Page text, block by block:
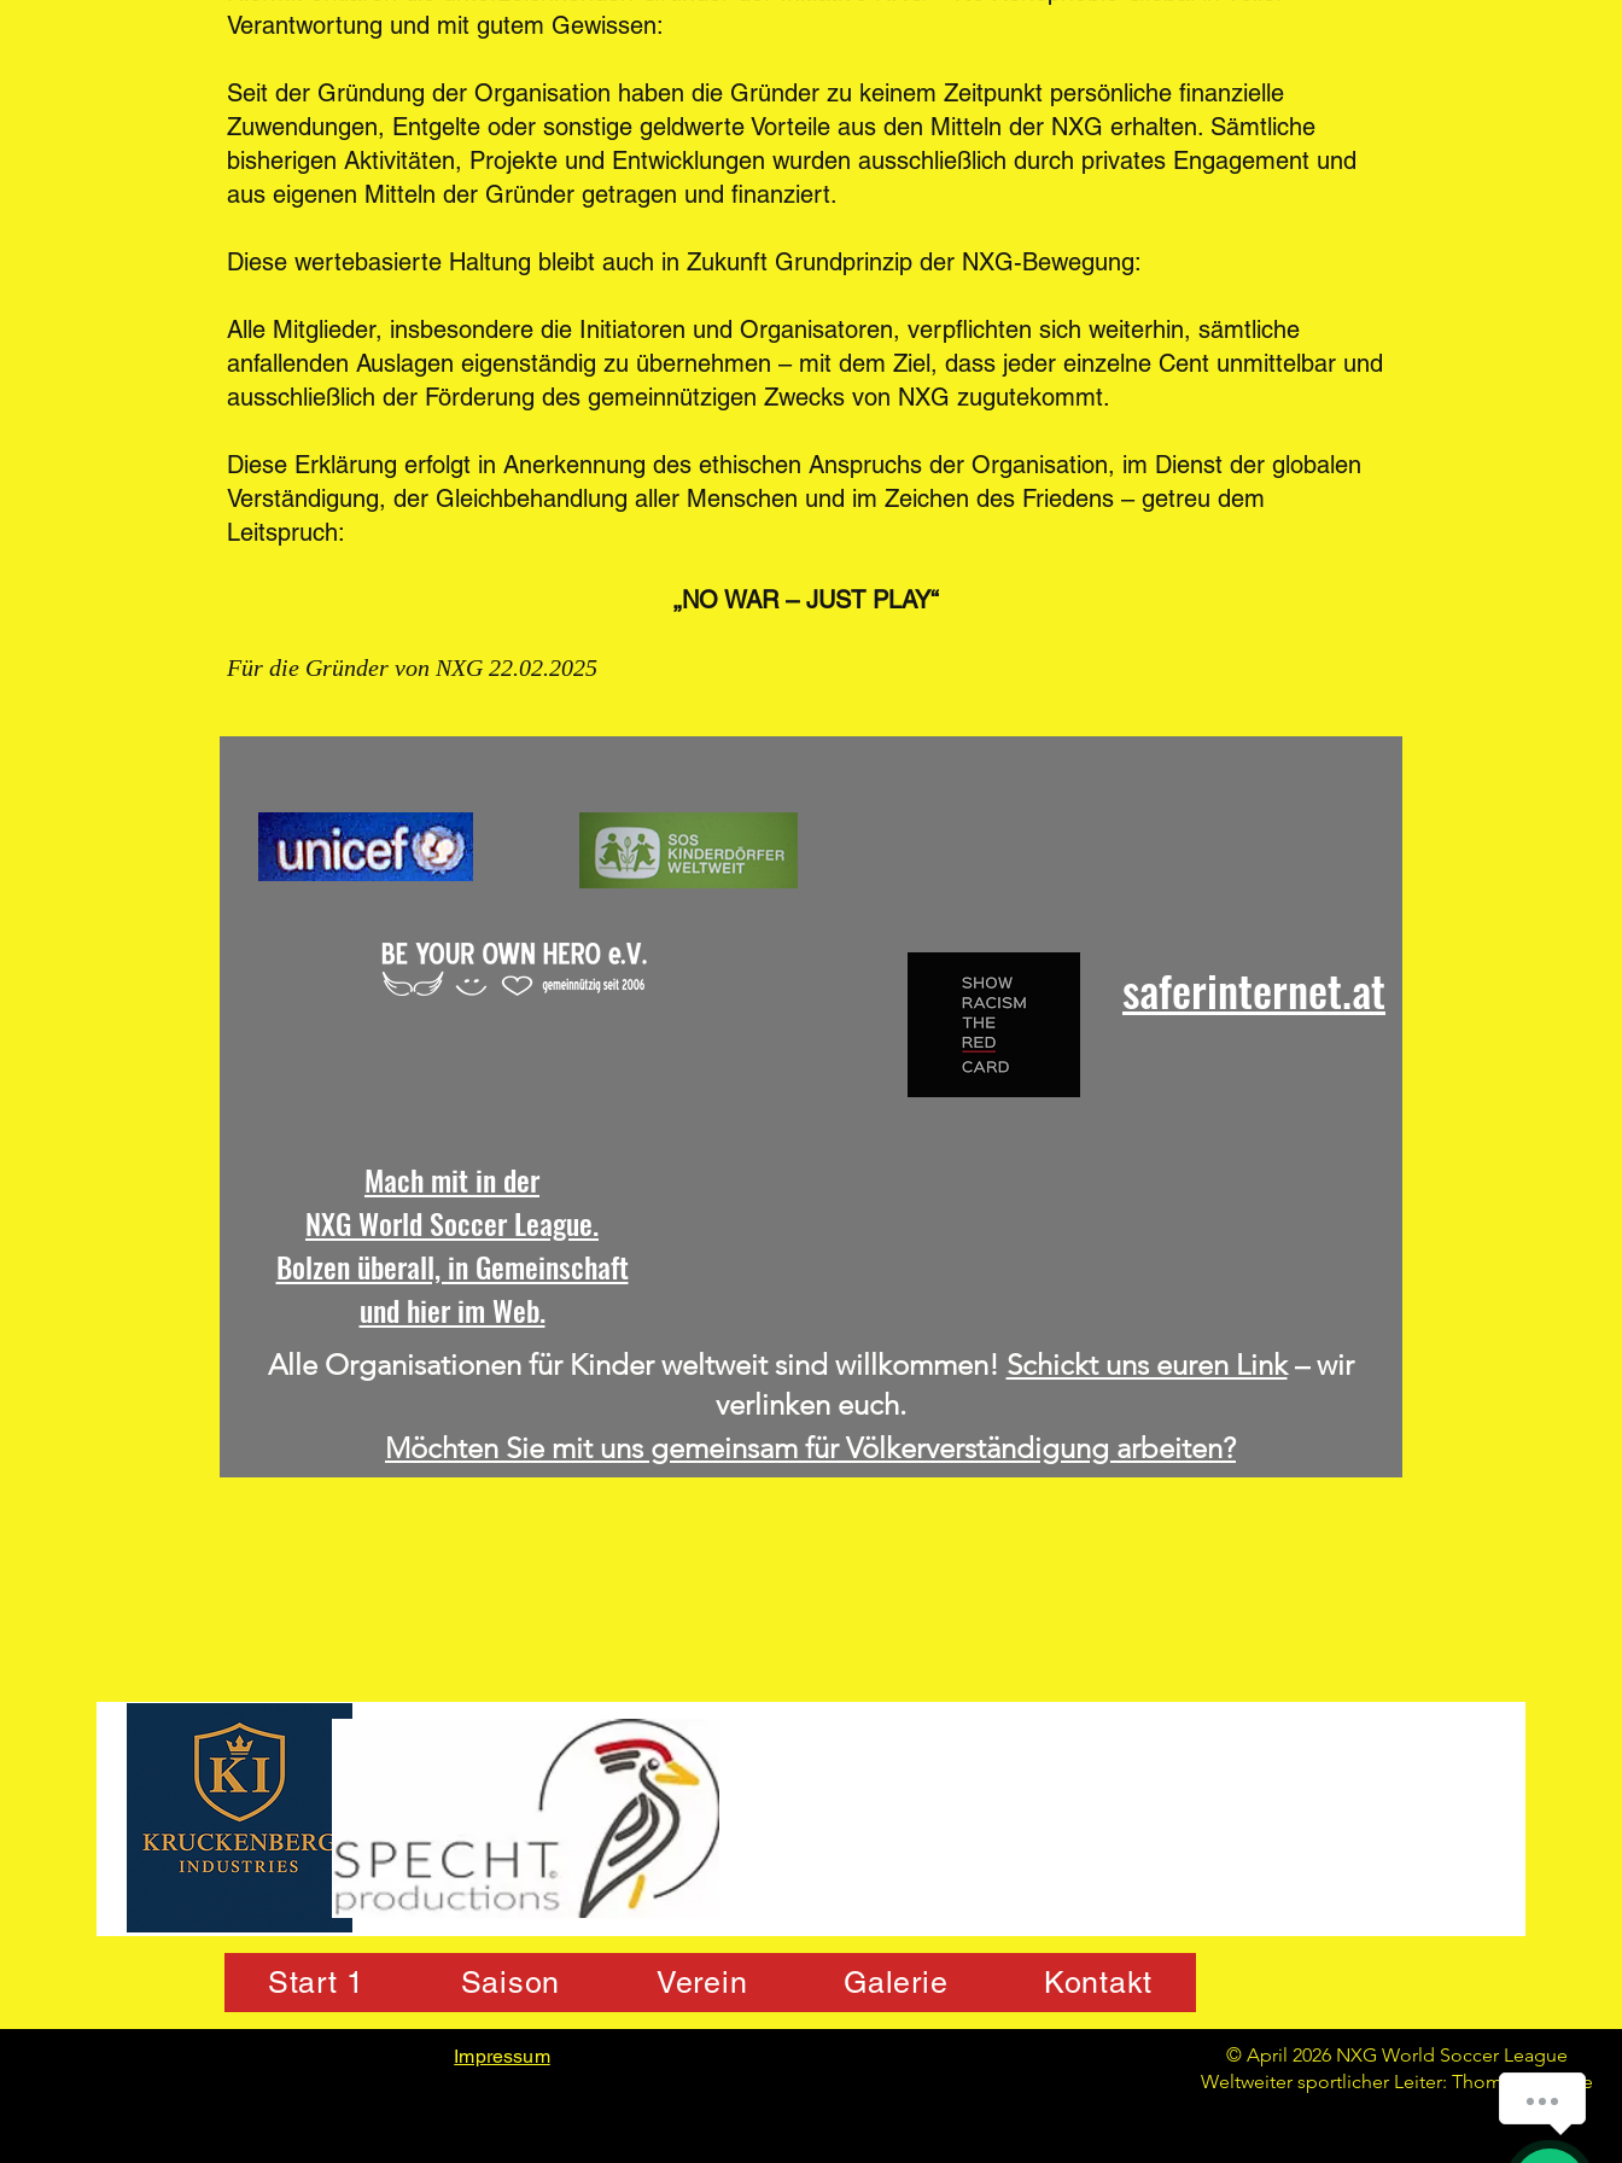
Verantwortung und mit gutem Gewissen:
Seit der Gründung der Organisation haben die Gründer zu keinem Zeitpunkt persönliche finanzielle
Zuwendungen, Entgelte oder sonstige geldwerte Vorteile aus den Mitteln der NXG erhalten. Sämtliche
bisherigen Aktivitäten, Projekte und Entwicklungen wurden ausschließlich durch privates Engagement und
aus eigenen Mitteln der Gründer getragen und finanziert.
Diese wertebasierte Haltung bleibt auch in Zukunft Grundprinzip der NXG-Bewegung:
Alle Mitglieder, insbesondere die Initiatoren und Organisatoren, verpflichten sich weiterhin, sämtliche
anfallenden Auslagen eigenständig zu übernehmen – mit dem Ziel, dass jeder einzelne Cent unmittelbar und
ausschließlich der Förderung des gemeinnützigen Zwecks von NXG zugutekommt.
Diese Erklärung erfolgt in Anerkennung des ethischen Anspruchs der Organisation, im Dienst der globalen
Verständigung, der Gleichbehandlung aller Menschen und im Zeichen des Friedens – getreu dem
Leitspruch:
„NO WAR – JUST PLAY“
Für die Gründer von NXG 22.02.2025
Mach mit in der
NXG World Soccer League.
Bolzen überall, in Gemeinschaft
und hier im Web.
saferinternet.at
Möchten Sie mit uns gemeinsam für Völkerverständigung arbeiten?
Alle Organisationen für Kinder weltweit sind willkommen! Schickt uns euren Link– wir
verlinken euch.
Start 1 Saison Verein Galerie Kontakt
Impressum
© April 2026 NXG World Soccer League
Weltweiter sportlicher Leiter: Thomas Meggle
How can we help you?